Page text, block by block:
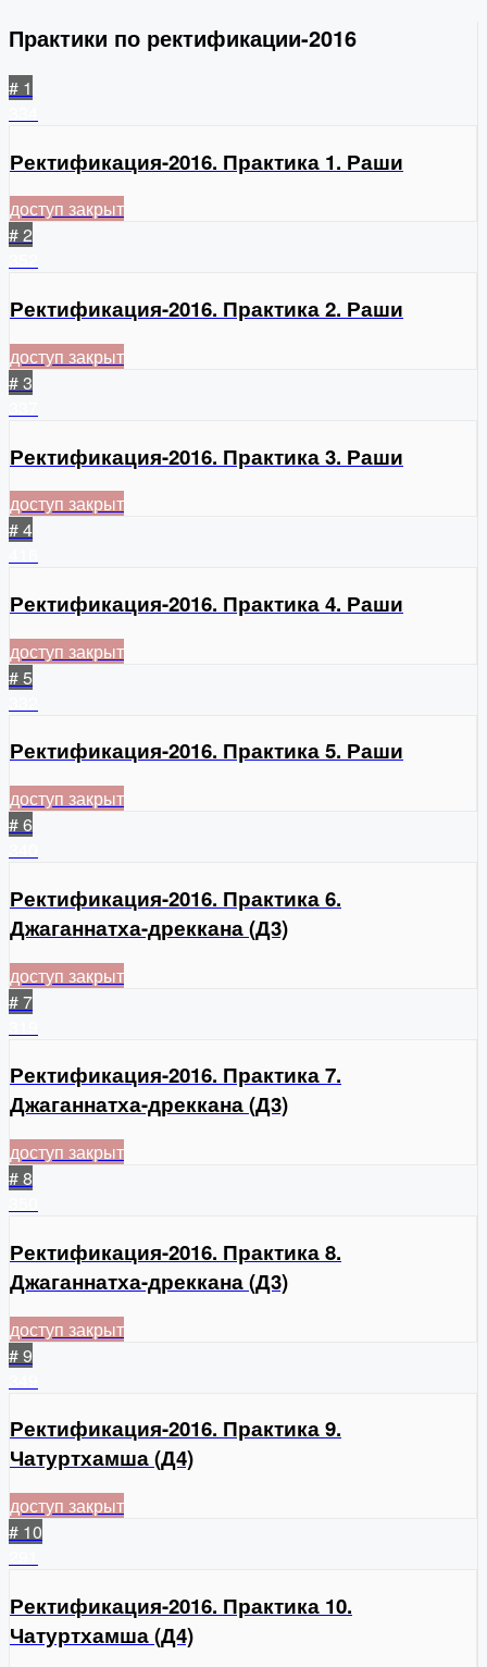
Практики по ректификации-2016
# 1
Ректификация-2016. Практика 1. Раши
доступ закрыт
# 2
Ректификация-2016. Практика 2. Раши
доступ закрыт
# 3
Ректификация-2016. Практика 3. Раши
доступ закрыт
# 4
Ректификация-2016. Практика 4. Раши
доступ закрыт
# 5
Ректификация-2016. Практика 5. Раши
доступ закрыт
# 6
Ректификация-2016. Практика 6.
Джаганнатха-дреккана (Д3)
доступ закрыт
# 7
Ректификация-2016. Практика 7.
Джаганнатха-дреккана (Д3)
доступ закрыт
# 8
Ректификация-2016. Практика 8.
Джаганнатха-дреккана (Д3)
доступ закрыт
# 9
Ректификация-2016. Практика 9.
Чатуртхамша (Д4)
доступ закрыт
# 10
Ректификация-2016. Практика 10.
Чатуртхамша (Д4)